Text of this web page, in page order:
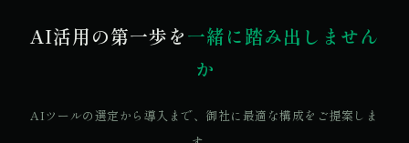
AI活用の第一歩を一緒に踏み出しません
か
AIツールの選定から導入まで、御社に最適な構成をご提案しま